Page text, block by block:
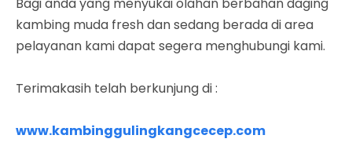
kambing muda fresh dan sedang berada di area
pelayanan kami dapat segera menghubungi kami.
Terimakasih telah berkunjung di :
www.kambinggulingkangcecep.com